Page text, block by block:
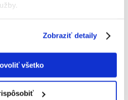
Zobraziť detaily
všetko